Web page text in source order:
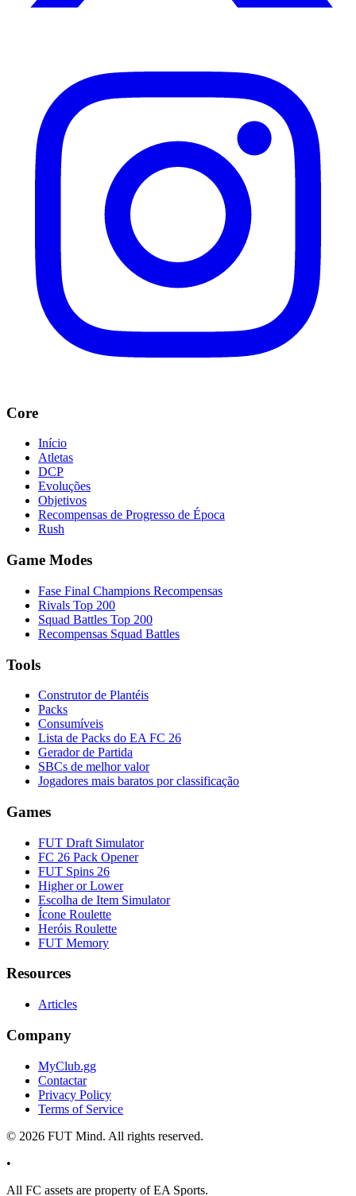
Core
Início
Atletas
DCP
Evoluções
Objetivos
Recompensas de Progresso de Época
Rush
Game Modes
Fase Final Champions Recompensas
Rivals Top 200
Squad Battles Top 200
Recompensas Squad Battles
Tools
Construtor de Plantéis
Packs
Consumíveis
Lista de Packs do EA FC 26
Gerador de Partida
SBCs de melhor valor
Jogadores mais baratos por classificação
Games
FUT Draft Simulator
FC 26 Pack Opener
FUT Spins 26
Higher or Lower
Escolha de Item Simulator
Ícone Roulette
Heróis Roulette
FUT Memory
Resources
Articles
Company
MyClub.gg
Contactar
Privacy Policy
Terms of Service
© 2026 FUT Mind. All rights reserved.
•
All FC assets are property of EA Sports.